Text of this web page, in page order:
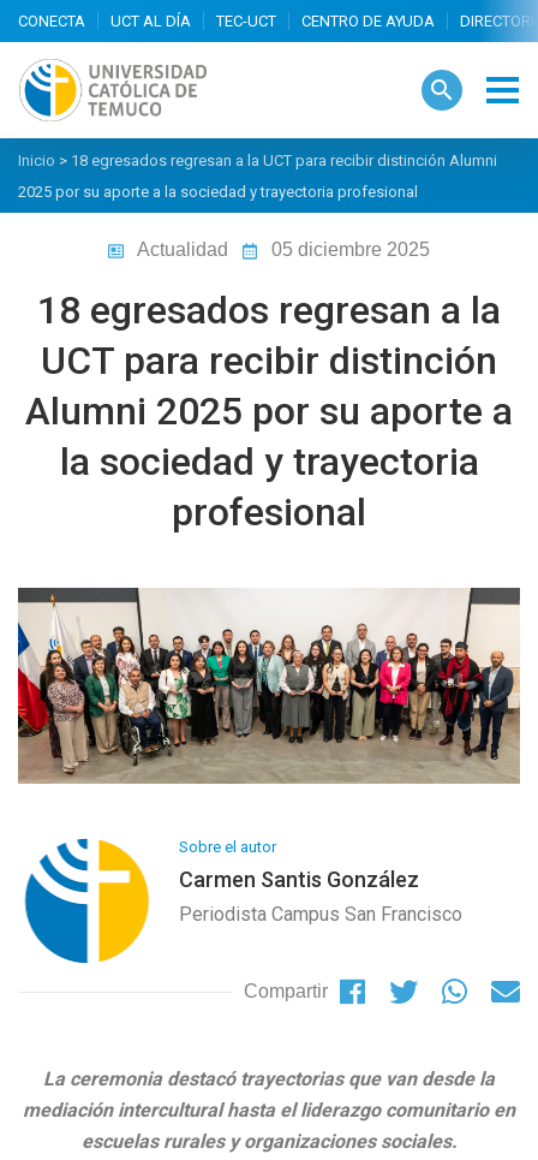
search
Inicio > 18 egresados regresan a la UCT para recibir distinción Alumni
2025 por su aporte a la sociedad y trayectoria profesional
Actualidad 05 diciembre 2025
18 egresados regresan a la
UCT para recibir distinción
Alumni 2025 por su aporte a
la sociedad y trayectoria
profesional
Sobre el autor
Carmen Santis González
Periodista Campus San Francisco
Compartir
La ceremonia destacó trayectorias que van desde la
mediación intercultural hasta el liderazgo comunitario en
escuelas rurales y organizaciones sociales.